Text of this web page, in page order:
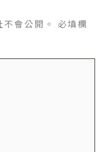
會公開。
必填欄